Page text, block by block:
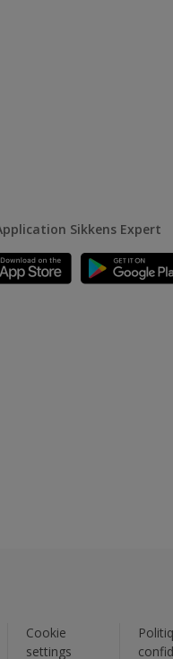
Sikkens Expert
Cookie
settings